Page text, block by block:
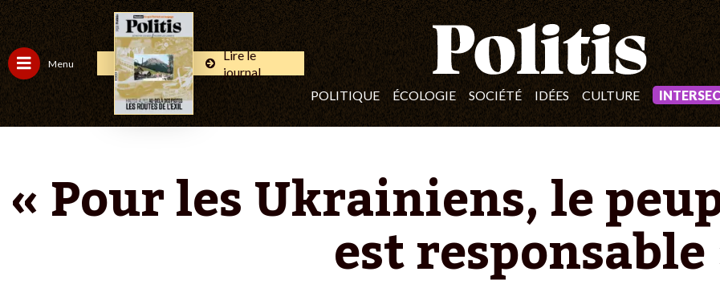
Menu
Lire le
journal
POLITIQUE
ÉCOLOGIE SOCIÉTÉ IDÉES CULTURE
« Pour les Ukrainiens, le
est responsable